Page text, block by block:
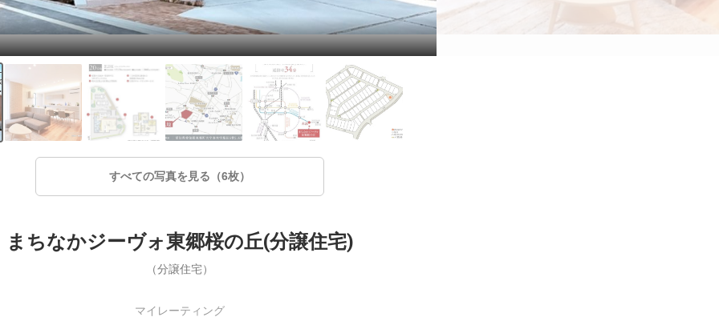
すべての写真を見る（6枚）
まちなかジーヴォ東郷桜の丘(分譲住宅)
（分譲住宅）
マイレーティング